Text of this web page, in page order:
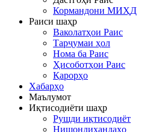
Кормандони МИҲД
Раиси шаҳр
Ваколатҳои Раис
Тарҷумаи ҳол
Нома ба Раис
Ҳисоботҳои Раис
Қарорҳо
Хабарҳо
Маълумот
Иқтисодиёти шаҳр
Рушди иқтисодиёт
Нишондиҳандаҳо